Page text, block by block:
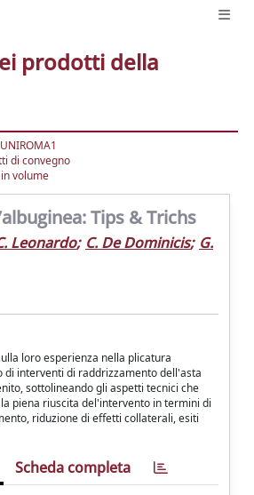
prodotti della
di convegno
volume
Tips & Trichs
Leonardo; C. De Dominicis; G.
loro esperienza nella plicatura
di interventi di raddrizzamento dell'asta
sottolineando gli aspetti tecnici che
piena riuscita del'intervento in termini di
riduzione di effetti collaterali, esiti
Scheda completa